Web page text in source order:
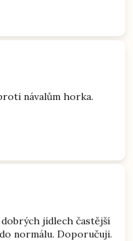
návalům horka.
jídlech častější
normálu. Doporučuji.